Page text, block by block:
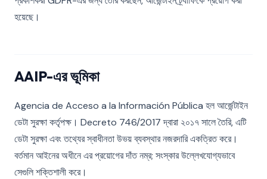
হয়েছে।
AAIP-এর ভূমিকা
Agencia de Acceso a la Información Pública হল আর্জেন্টাইন
ডেটা সুরক্ষা কর্তৃপক্ষ। Decreto 746/2017 দ্বারা ২০১৭ সালে তৈরি, এটি
ডেটা সুরক্ষা এবং তথ্যের স্বাধীনতা উভয় ব্যবস্থার নজরদারি একত্রিত করে।
বর্তমান আইনের অধীনে এর প্রয়োগের দাঁত নম্র; সংস্কার উল্লেখযোগ্যভাবে
সেগুলি শক্তিশালী করে।